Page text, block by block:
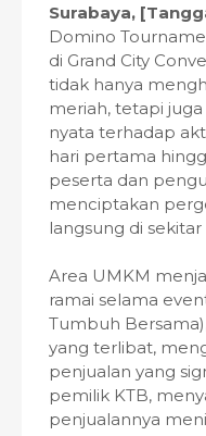
Surabaya,
Domino
di Grand City
tidak hanya
meriah, tetapi
nyata terhadap
hari pertama
peserta dan
menciptakan
langsung di sekitar
Area UMKM
ramai selama
Tumbuh
yang terlibat,
penjualan yang
pemilik KTB,
penjualannya